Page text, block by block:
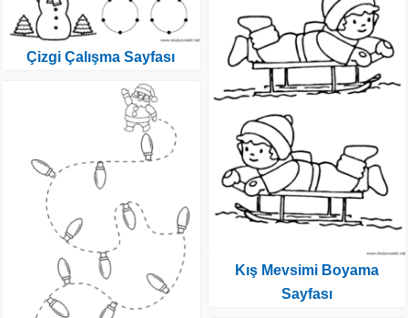
Çizgi Çalışma Sayfası
Kış Mevsimi Boyama
Sayfası